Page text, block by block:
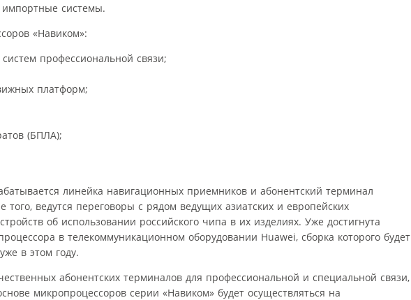
импортные системы.
«Навиком»:
профессиональной связи;
платформ;
(БПЛА);
линейка навигационных приемников и абонентский терминал
ведутся переговоры с рядом ведущих азиатских и европейских
об использовании российского чипа в их изделиях. Уже достигнута
в телекоммуникационном оборудовании Huawei, сборка которого будет
в этом году.
абонентских терминалов для профессиональной и специальной связи,
микропроцессоров серии «Навиком» будет осуществляться на